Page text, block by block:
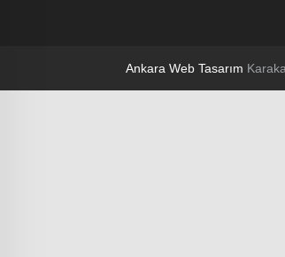
Ankara Web Tasarım